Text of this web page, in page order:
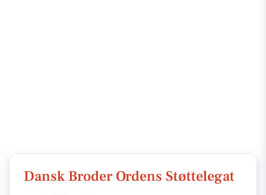
Dansk Broder Ordens Støttelegat